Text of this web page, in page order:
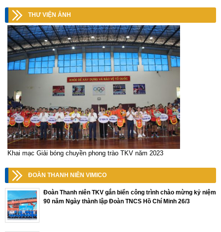
THƯ VIỆN ẢNH
Khai mạc Giải bóng chuyền phong trào TKV năm 2023
ĐOÀN THANH NIÊN VIMICO
Đoàn Thanh niên TKV gắn biển công trình chào mừng kỷ niệm
90 năm Ngày thành lập Đoàn TNCS Hồ Chí Minh 26/3